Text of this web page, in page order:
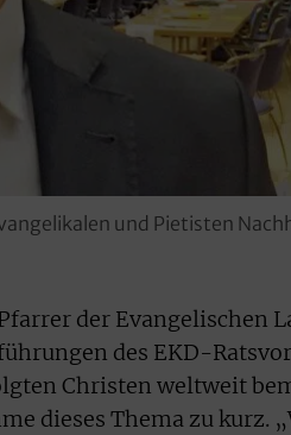
und Pietisten
der Evangelischen
des EKD-
Christen weltweit
dieses Thema zu kurz.